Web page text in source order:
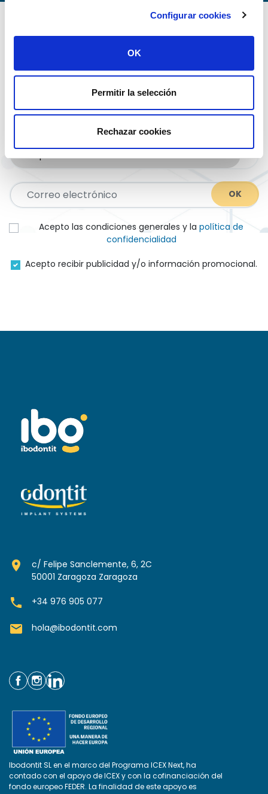
Configurar cookies
OK
Permitir la selección
Rechazar cookies
novedades.
OK
Acepto las condiciones generales y la política de
confidencialidad
Acepto recibir publicidad y/o información promocional.
room
c/ Felipe Sanclemente, 6, 2C
50001 Zaragoza Zaragoza
phone +34 976 905 077
mail hola@ibodontit.com
Ibodontit SL en el marco del Programa ICEX Next, ha
contado con el apoyo de ICEX y con la cofinanciación del
fondo europeo FEDER. La finalidad de este apoyo es